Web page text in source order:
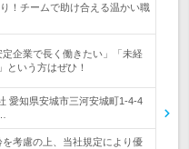
！チームで助け合える温かい職
企業で長く働きたい」「未経
という方はぜひ！
愛知県安城市三河安城町1-4-4
考慮の上、当社規定により優